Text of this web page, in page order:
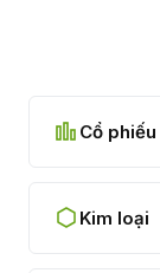
Cổ phiếu
Kim loại